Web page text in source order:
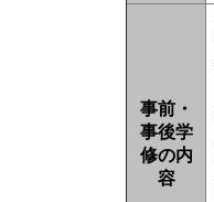
事前・
事後学
修の内
容